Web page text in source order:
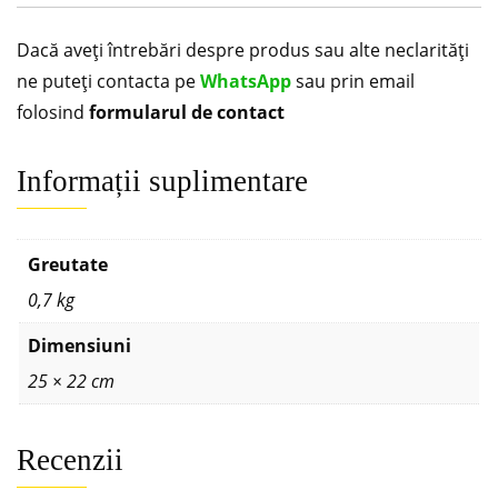
Dacă aveți întrebări despre produs sau alte neclarități
ne puteți contacta peWhatsAppsau prin email
folosind formularul de contact
Informații suplimentare
Greutate
0,7 kg
Dimensiuni
25 × 22 cm
Recenzii